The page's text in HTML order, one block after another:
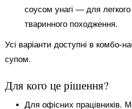
соусом унагі — для легкого
тваринного походження.
Усі варіанти доступні в комбо-
супом.
Для кого це рішення?
Для офісних працівників.